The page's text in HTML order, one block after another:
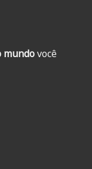
mundovocê